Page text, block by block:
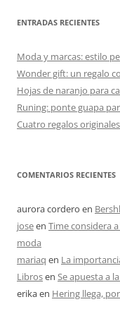
ENTRADAS RECIENTES
Moda y marcas: estilo
Wonder gift: un regalo
Hojas de naranjo para
Runing: ponte guapa
Cuatro regalos
COMENTARIOS RECIENTES
aurora cordero en
joseen Time considera
moda
mariaq en La
Librosen Se apuesta a
erikaen Hering llega,